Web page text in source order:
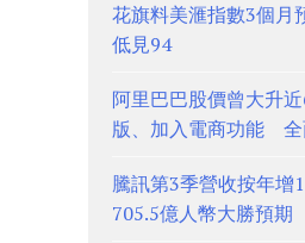
花旗料美滙指數3個月
低見94
阿里巴巴股價曾大升
版、加入電商功能 全
騰訊第3季營收按年
705.5億人幣大勝預期